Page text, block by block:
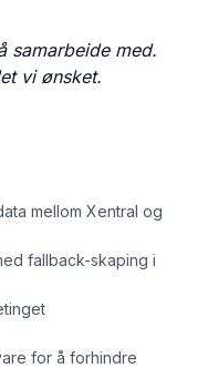
samarbeide med.
vi ønsket.
mellom Xentral og
fallback-skaping i
for å forhindre